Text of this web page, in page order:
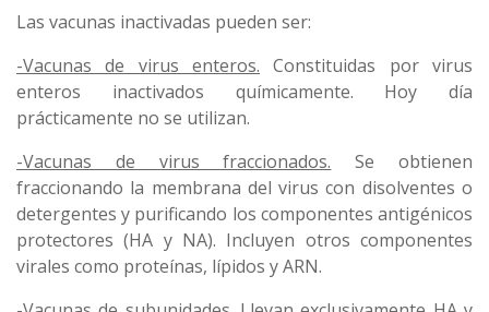
Las vacunas inactivadas pueden ser:
-Vacunas de virus enteros. Constituidas por virus
enteros inactivados químicamente. Hoy día
prácticamente no se utilizan.
-Vacunas de virus fraccionados. Se obtienen
fraccionando la membrana del virus con disolventes o
detergentes y purificando los componentes antigénicos
protectores (HA y NA). Incluyen otros componentes
virales como proteínas, lípidos y ARN.